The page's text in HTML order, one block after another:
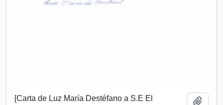
[Carta de Luz María Destéfano a S.E El